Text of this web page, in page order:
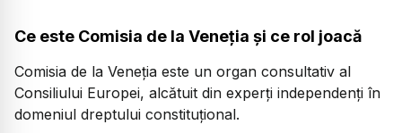
Ce este Comisia de la Veneția și ce rol joacă
Comisia de la Veneția este un organ consultativ al
Consiliului Europei, alcătuit din experți independenți în
domeniul dreptului constituțional.